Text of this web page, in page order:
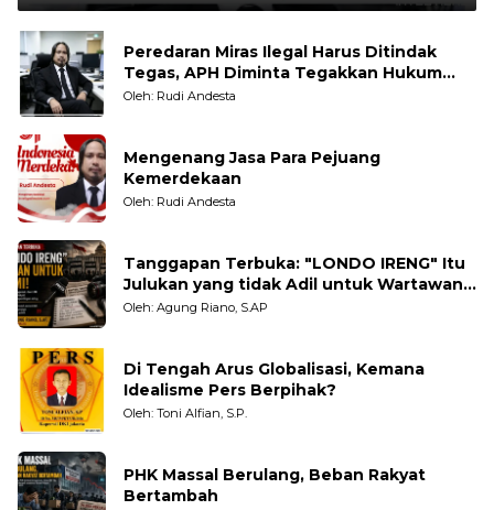
Peredaran Miras Ilegal Harus Ditindak
Tegas, APH Diminta Tegakkan Hukum
Tanpa Pandang Bulu
Oleh: Rudi Andesta
Mengenang Jasa Para Pejuang
Kemerdekaan
Oleh: Rudi Andesta
Tanggapan Terbuka: "LONDO IRENG" Itu
Julukan yang tidak Adil untuk Wartawan,
Pengamat dan LSM
Oleh: Agung Riano, S.AP
Di Tengah Arus Globalisasi, Kemana
Idealisme Pers Berpihak?
Oleh: Toni Alfian, S.P.
PHK Massal Berulang, Beban Rakyat
Bertambah